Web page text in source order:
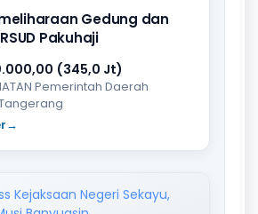
Gedung dan
Pakuhaji
(345,0 Jt)
Pemerintah Daerah
→